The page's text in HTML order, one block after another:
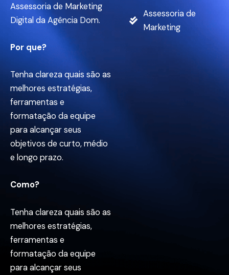
Assessoria de Marketing
Digital da Agência Dom.
Por que?
Tenha clareza quais são as
melhores estratégias,
ferramentas e
formatação da equipe
para alcançar seus
objetivos de curto, médio
e longo prazo.
Como?
Tenha clareza quais são as
melhores estratégias,
ferramentas e
formatação da equipe
para alcançar seus
Assessoria de
Marketing